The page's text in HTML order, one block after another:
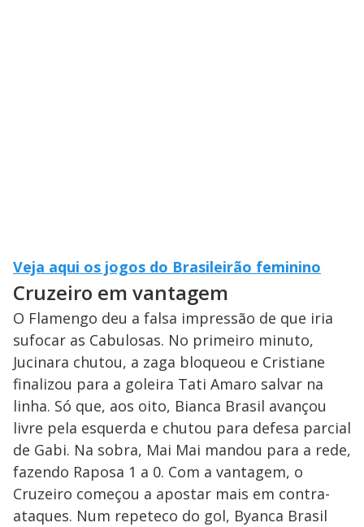
Veja aqui os jogos do Brasileirão feminino
Cruzeiro em vantagem
O Flamengo deu a falsa impressão de que iria
sufocar as Cabulosas. No primeiro minuto,
Jucinara chutou, a zaga bloqueou e Cristiane
finalizou para a goleira Tati Amaro salvar na
linha. Só que, aos oito, Bianca Brasil avançou
livre pela esquerda e chutou para defesa parcial
de Gabi. Na sobra, Mai Mai mandou para a rede,
fazendo Raposa 1 a 0. Com a vantagem, o
Cruzeiro começou a apostar mais em contra-
ataques. Num repeteco do gol, Byanca Brasil